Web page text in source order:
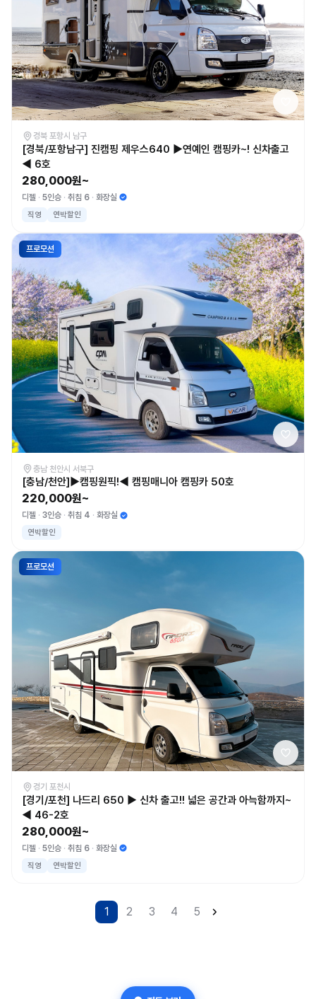
경북 포항시 남구
[경북/포항남구] 진캠핑 제우스640 ▶연예인 캠핑카~! 신차출고
◀ 6호
280,000원~
디젤 5인승 취침 6 화장실
직영 연박할인
프로모션
충남 천안시 서북구
[충남/천안]▶캠핑원픽!◀ 캠핑매니아 캠핑카 50호
220,000원~
디젤 3인승 취침 4 화장실
연박할인
프로모션
경기 포천시
[경기/포천] 나드리 650 ▶ 신차 출고!! 넓은 공간과 아늑함까지~
◀ 46-2호
280,000원~
디젤 5인승 취침 6 화장실
직영 연박할인
1 2 3 4 5